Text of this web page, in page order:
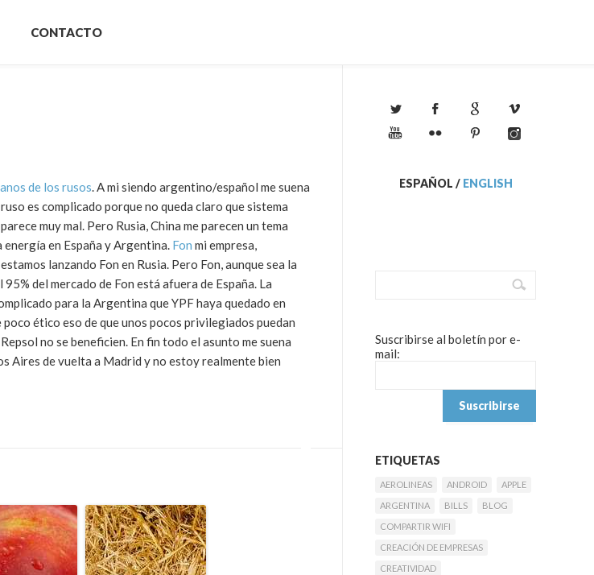
CONTACTO
de los rusos. A mi siendo argentino/español me suena
es complicado porque no queda claro que sistema
muy mal. Pero Rusia, China me parecen un tema
en España y Argentina. Fon mi empresa,
lanzando Fon en Rusia. Pero Fon, aunque sea la
del mercado de Fon está afuera de España. La
para la Argentina que YPF haya quedado en
poco ético eso de que unos pocos privilegiados puedan
no se beneficien. En fin todo el asunto me suena
Aires de vuelta a Madrid y no estoy realmente bien
ESPAÑOL / ENGLISH
Suscribirse al boletín por e-
mail:
ETIQUETAS
AEROLINEAS ANDROID
APPLE
ARGENTINA
BILLS
BLOG
COMPARTIR WIFI
CREACIÓN DE EMPRESAS
CREATIVIDAD